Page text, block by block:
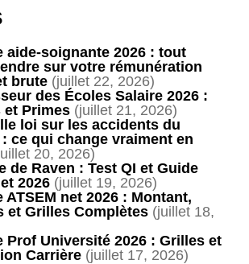
aide-soignante 2026 : tout
sur votre rémunération
brute (juillet 22, 2026)
des Écoles Salaire 2026 :
et Primes (juillet 21, 2026)
loi sur les accidents du
ce qui change vraiment en
20, 2026)
de Raven : Test QI et Guide
2026 (juillet 19, 2026)
ATSEM net 2026 : Montant,
et Grilles Complètes (juillet 18,
Prof Université 2026 : Grilles et
Carrière (juillet 17, 2026)